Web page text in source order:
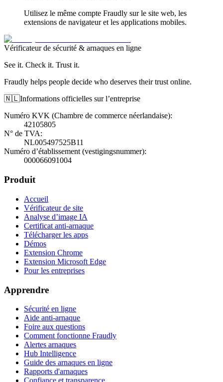
Utilisez le même compte Fraudly sur le site web, les
extensions de navigateur et les applications mobiles.
Vérificateur de sécurité & arnaques en ligne
See it. Check it. Trust it.
Fraudly helps people decide who deserves their trust online.
🇳🇱Informations officielles sur l’entreprise
Numéro KVK (Chambre de commerce néerlandaise):
42105805
N° de TVA:
NL005497525B11
Numéro d’établissement (vestigingsnummer):
000066091004
Produit
Accueil
Vérificateur de site
Analyse d’image IA
Certificat anti-arnaque
Télécharger les apps
Démos
Extension Chrome
Extension Microsoft Edge
Pour les entreprises
Apprendre
Sécurité en ligne
Aide anti-arnaque
Foire aux questions
Comment fonctionne Fraudly
Alertes arnaques
Hub Intelligence
Guide des arnaques en ligne
Rapports d'arnaques